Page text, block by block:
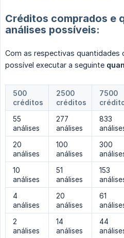
Créditos comprados e
análises possíveis:
Com as respectivas quantidades
possível executar a seguinte
500
créditos
2500
créditos
7500
55
análises
277
análises
833
20
análises
100
análises
300
10
análises
51
análises
153
4
análises
20
análises
61
2
análises
14
análises
44